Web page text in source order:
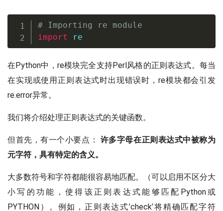
# Importing re module
import re
在Python中，re模块完全支持Perl风格的正则表达式。每当
在实现或使用正则表达式时出现错误时，re模块都会引发
re.error异常。
我们将介绍处理正则表达式的关键函数。
但首先，有一个小要点： 许多字母在正则表达式中被称为
元字符，具有特定的含义。
大多数符号和字符都能很容易地匹配。（可以启用不区分大
小写的功能，使得该正则表达式能够匹配Python或
PYTHON）。例如，正则表达式’check’将精确匹配字符